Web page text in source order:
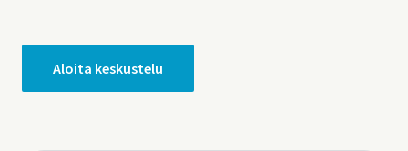
Aloita keskustelu